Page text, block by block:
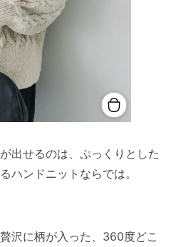
出せるのは、ぷっくりとした
ハンドニットならでは。
沢に柄が入った、360度どこ